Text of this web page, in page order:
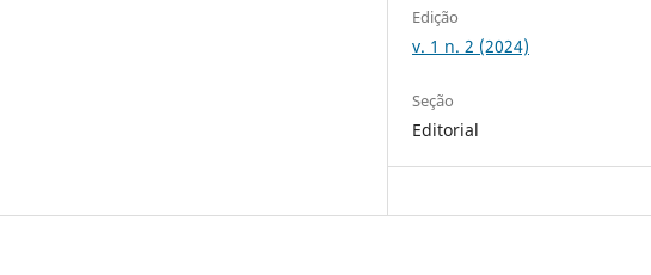
Edição
v. 1 n. 2 (2024)
Seção
Editorial